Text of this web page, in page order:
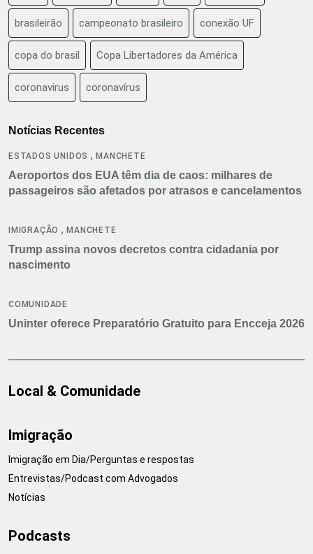
brasileirão campeonato brasileiro conexão UF
copa do brasil Copa Libertadores da América
coronavirus coronavírus
Notícias Recentes
ESTADOS UNIDOS ,MANCHETE
Aeroportos dos EUA têm dia de caos: milhares de
passageiros são afetados por atrasos e cancelamentos
IMIGRAÇÃO ,MANCHETE
Trump assina novos decretos contra cidadania por
nascimento
COMUNIDADE
Uninter oferece Preparatório Gratuito para Encceja 2026
Local & Comunidade
Imigração
Imigração em Dia/Perguntas e respostas
Entrevistas/Podcast com Advogados
Notícias
Podcasts